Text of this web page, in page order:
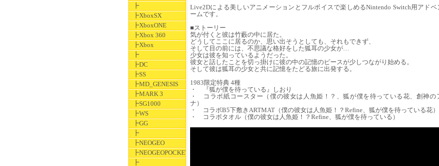
┣
┣XboxSX
┣XboxONE
┣Xbox 360
┣Xbox
┣
┣DC
┣SS
┣MD_GENESIS
┣MARK 3
┣SG1000
┣WS
┣GG
┣
┣NEOGEO
┣NEOGEOPOCKET
┣
Live2Dによる美しいアニメーションとフルボイスで楽しめるNintendo Switch用アドベ
ームです。
■ストーリー
気が付くと彼は竹藪の中に居た。
どうしてここに居るのか、思い出そうとしても、それもできず、
そして目の前には、不思議な格好をした狐耳の少女が…
少女は彼を知っているようだった。
彼女と話したことを切っ掛けに彼の中の記憶のピースが少しつながり始める。
そして彼は狐耳の少女と共に記憶をたどる旅に出発する。
1983限定特典 4種
・ 『狐が僕を待っている』しおり
・ コラボ紙コースター（僕の彼女は人魚姫！？、狐が僕を待っている花、創神の
ナ）
・ コラボB5下敷きARTMAT（僕の彼女は人魚姫！？Refine、狐が僕を待っている花）
・ コラボタオル（僕の彼女は人魚姫！？Refine、狐が僕を待っている）